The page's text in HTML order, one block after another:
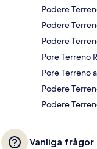
Podere
Podere
Podere
Pore Terreno
Pore Terreno
Podere
Podere
Vanliga frågor